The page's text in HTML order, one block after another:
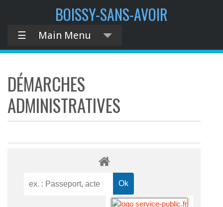
BOISSY-SANS-AVOIR
☰ Main Menu
DÉMARCHES
ADMINISTRATIVES